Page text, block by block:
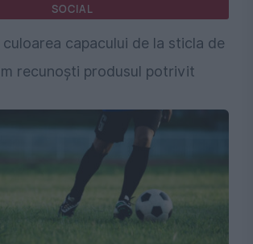
SOCIAL
capacului de la sticla de
recunoști produsul potrivit